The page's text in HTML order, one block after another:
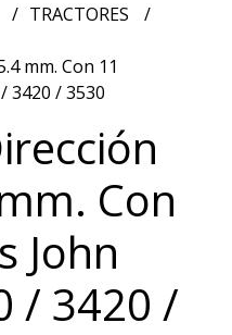
TRACTORES
mm. Con 11
3420 / 3530
Con
John
/ 3420 /